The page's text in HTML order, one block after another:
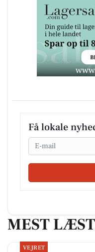
Få lokale
Email
MEST
VEJRET